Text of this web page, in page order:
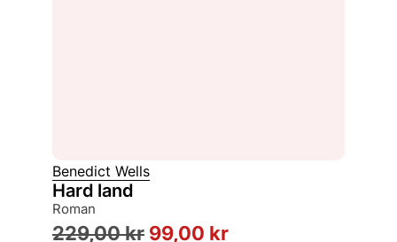
Benedict Wells
Hard land
roman
229,00kr 99,00 kr